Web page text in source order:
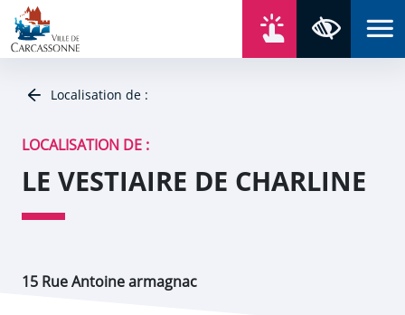
Aller au contenu
Aller au menu
Aller au plan du site
Aller à la recherche
Localisation de :
LOCALISATION DE :
LE VESTIAIRE DE CHARLINE
15 Rue Antoine armagnac
Panneau de gestion des cookies